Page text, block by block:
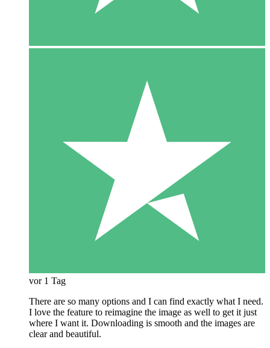
vor 1 Tag
There are so many options and I can find exactly what I need.
I love the feature to reimagine the image as well to get it just
where I want it. Downloading is smooth and the images are
clear and beautiful.